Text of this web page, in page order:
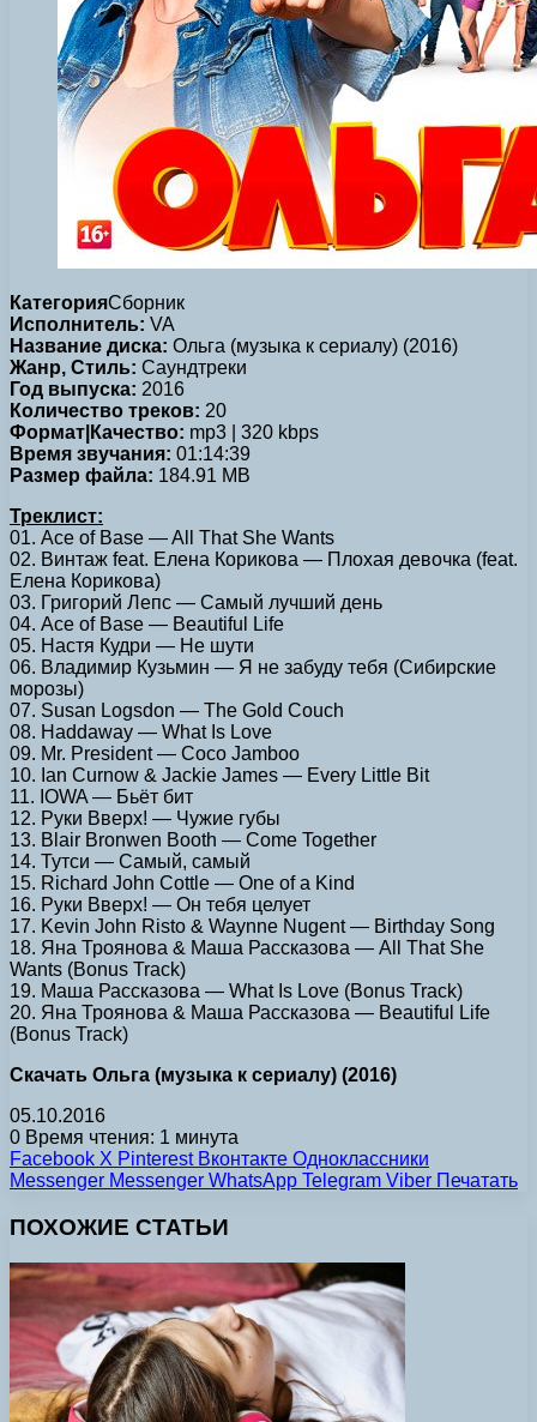
КатегорияСборник
Исполнитель: VA
Название диска: Ольга (музыка к сериалу) (2016)
Жанр, Стиль: Саундтреки
Год выпуска: 2016
Количество треков: 20
Формат|Качество: mp3 | 320 kbps
Время звучания: 01:14:39
Размер файла: 184.91 MB
Треклист:
01. Ace of Base — All That She Wants
02. Винтаж feat. Елена Корикова — Плохая девочка (feat.
Елена Корикова)
03. Григорий Лепс — Самый лучший день
04. Ace of Base — Beautiful Life
05. Настя Кудри — Не шути
06. Владимир Кузьмин — Я не забуду тебя (Сибирские
морозы)
07. Susan Logsdon — The Gold Couch
08. Haddaway — What Is Love
09. Mr. President — Coco Jamboo
10. Ian Curnow & Jackie James — Every Little Bit
11. IOWA — Бьёт бит
12. Руки Вверх! — Чужие губы
13. Blair Bronwen Booth — Come Together
14. Тутси — Самый, самый
15. Richard John Cottle — One of a Kind
16. Руки Вверх! — Он тебя целует
17. Kevin John Risto & Waynne Nugent — Birthday Song
18. Яна Троянова & Маша Рассказова — All That She
Wants (Bonus Track)
19. Маша Рассказова — What Is Love (Bonus Track)
20. Яна Троянова & Маша Рассказова — Beautiful Life
(Bonus Track)
Скачать Ольга (музыка к сериалу) (2016)
05.10.2016
0 Время чтения: 1 минута
Facebook X Pinterest Вконтакте Одноклассники
Messenger Messenger WhatsApp Telegram Viber Печатать
ПОХОЖИЕ СТАТЬИ